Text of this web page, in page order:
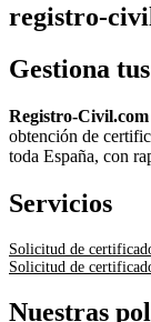
registro-
Gestiona
Registro-Civil.com
obtención de
toda España, con
Servicios
Solicitud de
Solicitud de
Nuestras